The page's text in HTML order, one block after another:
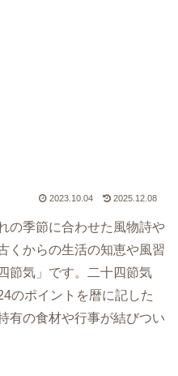
2023.10.04 2025.12.08
の季節に合わせた風物詩や
くからの生活の知恵や風習
節気」です。二十四節気
のポイントを暦に記した
有の食材や行事が結びつい